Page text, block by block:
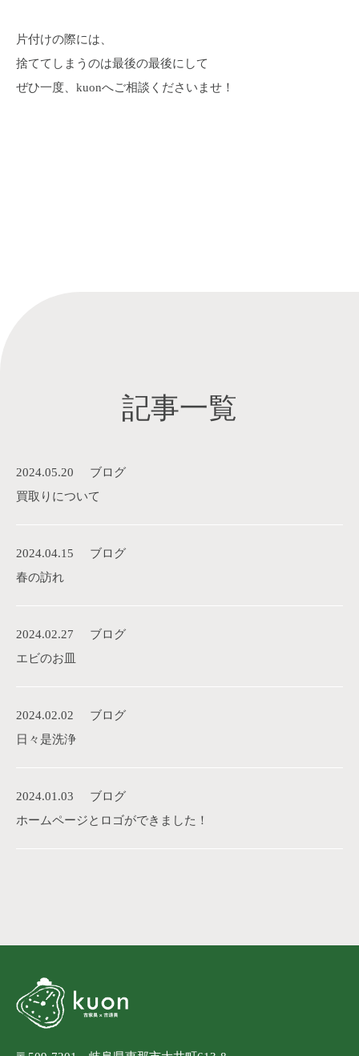
片付けの際には、
捨ててしまうのは最後の最後にして
ぜひ一度、kuonへご相談くださいませ！
記事一覧
2024.05.20
ブログ
買取りについて
2024.04.15
ブログ
春の訪れ
2024.02.27
ブログ
エビのお皿
2024.02.02
ブログ
日々是洗浄
2024.01.03
ブログ
ホームページとロゴができました！